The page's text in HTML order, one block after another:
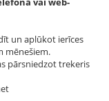
un aplūkot ierīces
mēnešiem.
pārsniedzot trekeris